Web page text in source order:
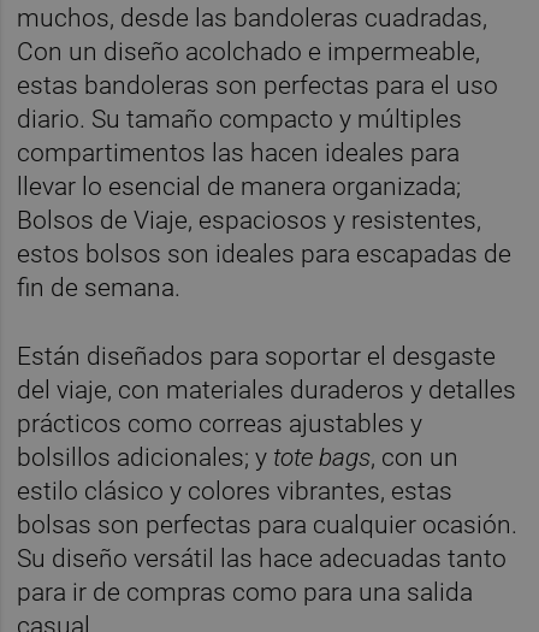
muchos, desde las bandoleras cuadradas,
Con un diseño acolchado e impermeable,
estas bandoleras son perfectas para el uso
diario. Su tamaño compacto y múltiples
compartimentos las hacen ideales para
llevar lo esencial de manera organizada;
Bolsos de Viaje, espaciosos y resistentes,
estos bolsos son ideales para escapadas de
fin de semana.
Están diseñados para soportar el desgaste
del viaje, con materiales duraderos y detalles
prácticos como correas ajustables y
bolsillos adicionales; y tote bags, con un
estilo clásico y colores vibrantes, estas
bolsas son perfectas para cualquier ocasión.
Su diseño versátil las hace adecuadas tanto
para ir de compras como para una salida
casual.